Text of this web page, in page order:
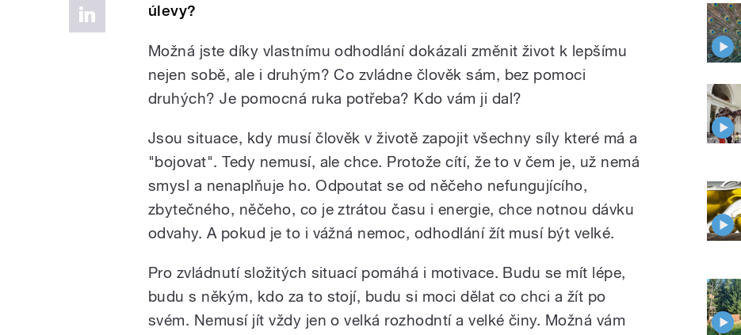
úlevy?
Možná jste díky vlastnímu odhodlání dokázali změnit život k lepšímu
nejen sobě, ale i druhým? Co zvládne člověk sám, bez pomoci
druhých? Je pomocná ruka potřeba? Kdo vám ji dal?
Jsou situace, kdy musí člověk v životě zapojit všechny síly které má a
"bojovat". Tedy nemusí, ale chce. Protože cítí, že to v čem je, už nemá
smysl a nenaplňuje ho. Odpoutat se od něčeho nefungujícího,
zbytečného, něčeho, co je ztrátou času i energie, chce notnou dávku
odvahy. A pokud je to i vážná nemoc, odhodlání žít musí být velké.
Pro zvládnutí složitých situací pomáhá i motivace. Budu se mít lépe,
budu s někým, kdo za to stojí, budu si moci dělat co chci a žít po
svém. Nemusí jít vždy jen o velká rozhodntí a velké činy. Možná vám